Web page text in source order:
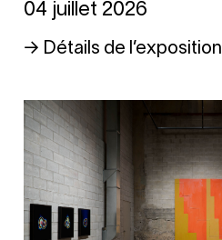
04 juillet 2026
→ Détails de l’exposition